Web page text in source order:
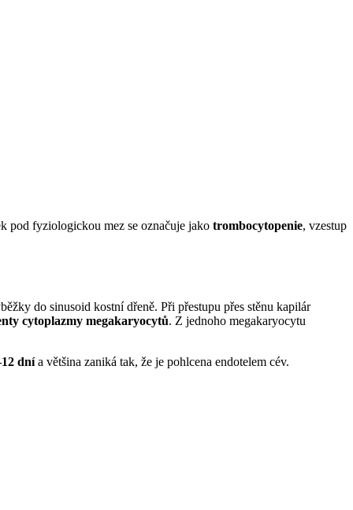
pod fyziologickou mez se označuje jako trombocytopenie, vzestup
do sinusoid kostní dřeně. Při přestupu přes stěnu kapilár
cytoplazmy megakaryocytů. Z jednoho megakaryocytu
dnía většina zaniká tak, že je pohlcena endotelem cév.